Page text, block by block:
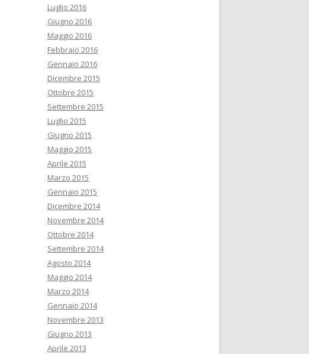
Luglio 2016
Giugno 2016
Maggio 2016
Febbraio 2016
Gennaio 2016
Dicembre 2015
Ottobre 2015
Settembre 2015
Luglio 2015
Giugno 2015
Maggio 2015
Aprile 2015
Marzo 2015
Gennaio 2015
Dicembre 2014
Novembre 2014
Ottobre 2014
Settembre 2014
Agosto 2014
Maggio 2014
Marzo 2014
Gennaio 2014
Novembre 2013
Giugno 2013
Aprile 2013